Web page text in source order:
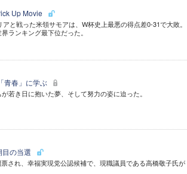
Up Movie
と戦った米領サモアは、W杯史上最悪の得点差0-31で大敗。
ランキング最下位だった。
青春」に学ぶ
若き日に抱いた夢、そして努力の姿に迫った。
の当選
され、幸福実現党公認候補で、現職議員である高橋敬子氏が